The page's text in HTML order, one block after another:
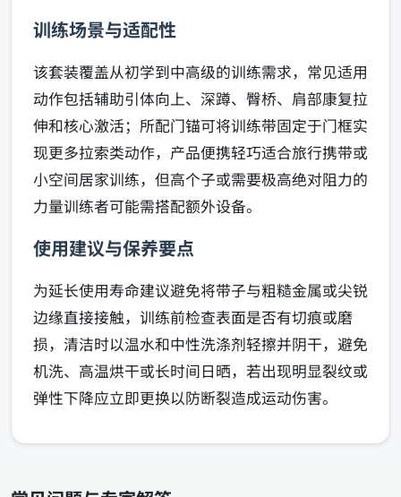
训练场景与适配性
该套装覆盖从初学到中高级的训练需求，常见适用
动作包括辅助引体向上、深蹲、臀桥、肩部康复拉
伸和核心激活；所配门锚可将训练带固定于门框实
现更多拉索类动作，产品便携轻巧适合旅行携带或
小空间居家训练，但高个子或需要极高绝对阻力的
力量训练者可能需搭配额外设备。
使用建议与保养要点
为延长使用寿命建议避免将带子与粗糙金属或尖锐
边缘直接接触，训练前检查表面是否有切痕或磨
损，清洁时以温水和中性洗涤剂轻擦并阴干，避免
机洗、高温烘干或长时间日晒，若出现明显裂纹或
弹性下降应立即更换以防断裂造成运动伤害。